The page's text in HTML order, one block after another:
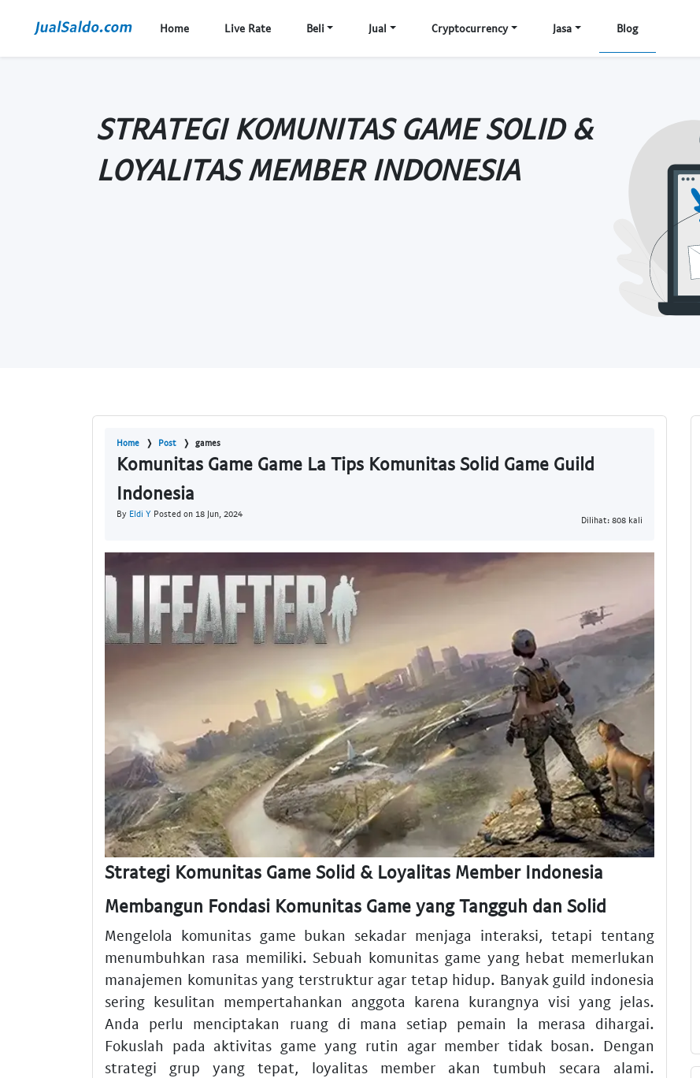
Home Live Rate Beli Jual Cryptocurrency Jasa Blog
STRATEGI KOMUNITAS GAME SOLID &
LOYALITAS MEMBER INDONESIA
Home Post games
Komunitas Game Game La Tips Komunitas Solid Game Guild
Indonesia
By Eldi Y Posted on 18 Jun, 2024
Dilihat: 808 kali
Strategi Komunitas Game Solid & Loyalitas Member Indonesia
Membangun Fondasi Komunitas Game yang Tangguh dan Solid
Mengelola komunitas game bukan sekadar menjaga interaksi, tetapi tentang
menumbuhkan rasa memiliki. Sebuah komunitas game yang hebat memerlukan
manajemen komunitas yang terstruktur agar tetap hidup. Banyak guild indonesia
sering kesulitan mempertahankan anggota karena kurangnya visi yang jelas.
Anda perlu menciptakan ruang di mana setiap pemain la merasa dihargai.
Fokuslah pada aktivitas game yang rutin agar member tidak bosan. Dengan
strategi grup yang tepat, loyalitas member akan tumbuh secara alami.